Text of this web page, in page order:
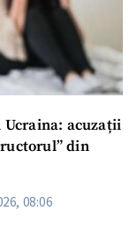
acuzații
din
08:06